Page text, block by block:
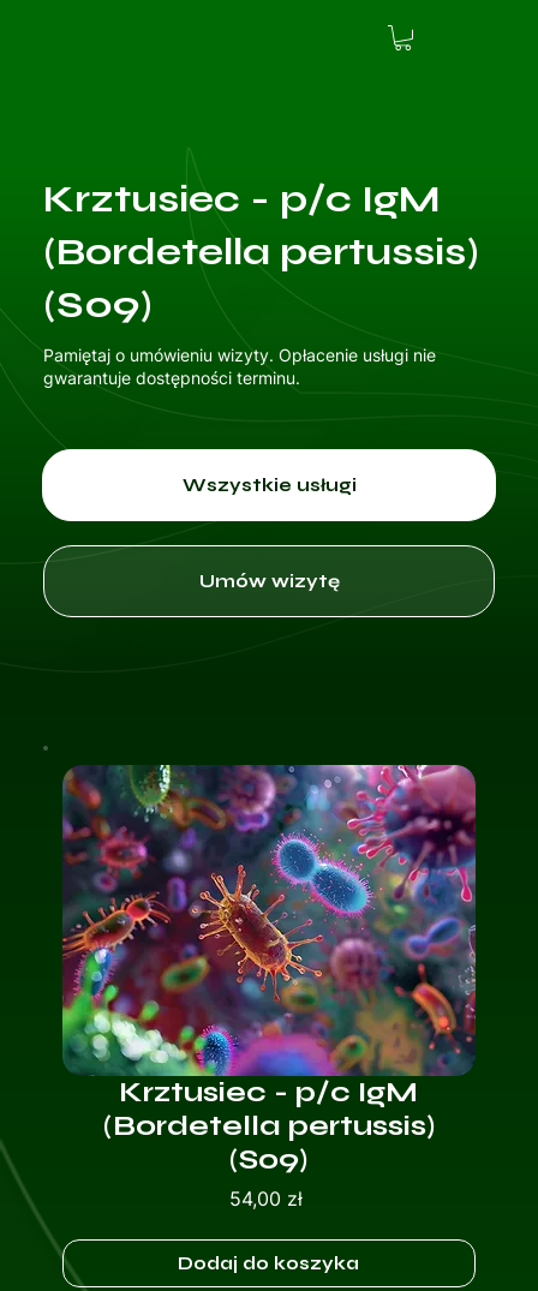
Krztusiec - p/c IgM
(Bordetella pertussis)
(S09)
Pamiętaj o umówieniu wizyty. Opłacenie usługi nie
gwarantuje dostępności terminu.
Wszystkie usługi
Umów wizytę
Krztusiec - p/c IgM
(Bordetella pertussis)
(S09)
54,00 złCena
Dodaj do koszyka